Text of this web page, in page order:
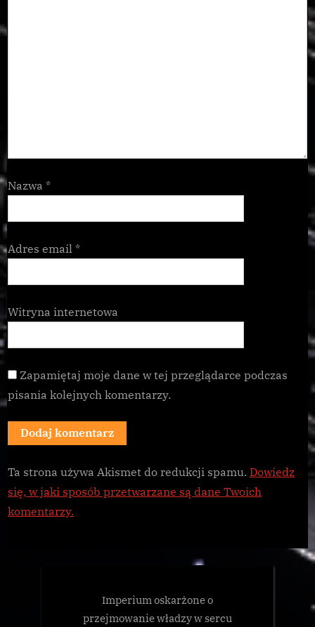
Nazwa *
Adres email *
Witryna internetowa
Zapamiętaj moje dane w tej przeglądarce podczas
pisania kolejnych komentarzy.
Ta strona używa Akismet do redukcji spamu. Dowiedz
się, w jaki sposób przetwarzane są dane Twoich
komentarzy.
Imperium oskarżone o
przejmowanie władzy w sercu